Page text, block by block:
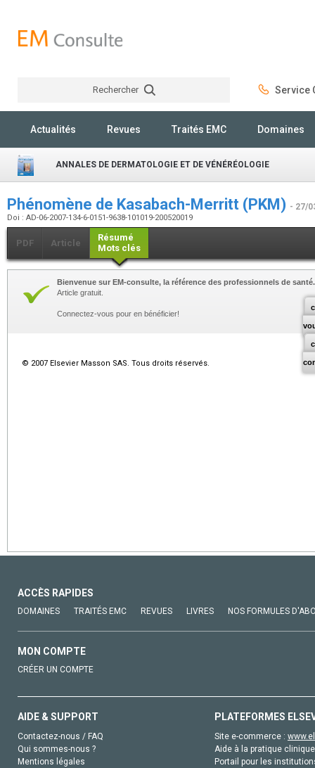
Rechercher Service
Actualités Revues Traités EMC Domaines
ANNALES DE DERMATOLOGIE ET DE VÉNÉRÉOLOGIE
Phénomène de Kasabach-Merritt (PKM) - 27/
Doi : AD-06-2007-134-6-0151-9638-101019-200520019
PDF Article
Résumé
Mots clés
Bienvenue sur EM-consulte, la référence des professionnels de santé.
Article gratuit.
Connectez-vous pour en bénéficier!
© 2007 Elsevier Masson SAS. Tous droits réservés.
ACCÈS RAPIDES
DOMAINES TRAITÉS EMC REVUES LIVRES NOS FORMULES
MON COMPTE
CRÉER UN COMPTE
AIDE & SUPPORT
Contactez-nous / FAQ
Qui sommes-nous ?
Mentions légales
PLATEFORMES
Site e-commerce :
Aide à la pratique
Portail pour les